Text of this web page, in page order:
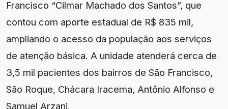
Francisco “Cilmar Machado dos Santos”, que
contou com aporte estadual de R$ 835 mil,
ampliando o acesso da população aos serviços
de atenção básica. A unidade atenderá cerca de
3,5 mil pacientes dos bairros de São Francisco,
São Roque, Chácara Iracema, Antônio Alfonso e
Samuel Arzani.